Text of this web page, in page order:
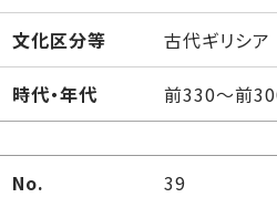
文化区分等 古代ギリシア
時代・年代 前330～前
No. 39